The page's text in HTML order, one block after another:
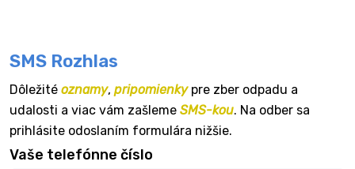
SMS Rozhlas
Dôležité oznamy, pripomienkypre zber odpadu a
udalosti a viac vám zašleme SMS-kou. Na odber sa
prihlásite odoslaním formulára nižšie.
Vaše telefónne číslo